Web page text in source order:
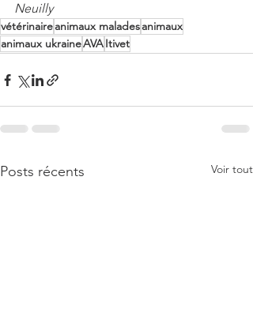
Neuilly
vétérinaireanimaux maladesanimaux
animaux ukraineAVAItivet
Posts récents Voir tout